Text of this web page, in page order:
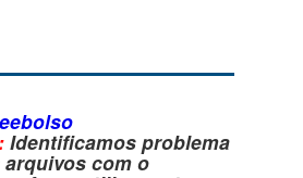
Identificamos problema
com o